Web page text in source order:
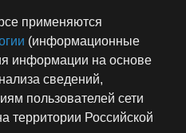
применяются
(информационные
информации на основе
сведений,
пользователей сети
территории Российской